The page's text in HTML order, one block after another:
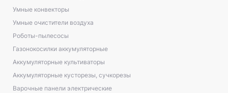
Умные конвекторы
Умные очистители воздуха
Роботы-пылесосы
Газонокосилки аккумуляторные
Аккумуляторные культиваторы
Аккумуляторные кусторезы, сучкорезы
Варочные панели электрические